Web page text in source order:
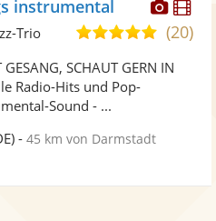
Fotos
instrumental
5,0
5
(20)
Trio
SCHAUT GERN IN
Radio-Hits und Pop-
Sound - ...
-45 km von Darmstadt